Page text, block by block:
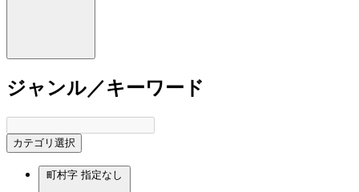
ジャンル／キーワード
カテゴリ選択
町村字 指定なし